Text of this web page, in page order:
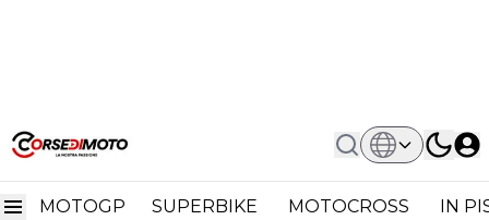
MOTOGP SUPERBIKE MOTOCROSS IN